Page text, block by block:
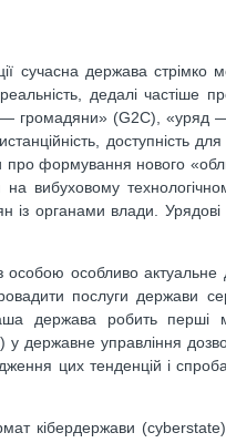
сучасна держава стрімко
дедалі частіше
громадяни» (G2C), «уряд
доступність
про формування нового
на вибуховому
із органами влади.
особливо актуальне
послуги держави
держава робить перші
у державне управління
цих тенденцій і
кібердержави